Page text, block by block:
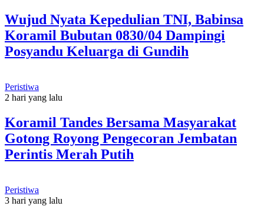
Wujud Nyata Kepedulian TNI, Babinsa
Koramil Bubutan 0830/04 Dampingi
Posyandu Keluarga di Gundih
Peristiwa
2 hari yang lalu
Koramil Tandes Bersama Masyarakat
Gotong Royong Pengecoran Jembatan
Perintis Merah Putih
Peristiwa
3 hari yang lalu